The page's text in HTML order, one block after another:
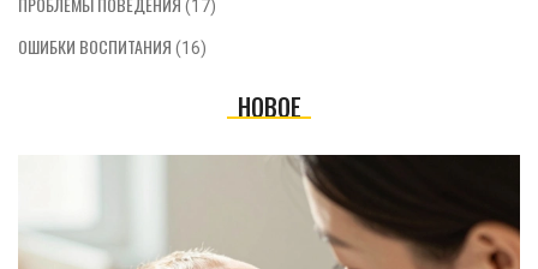
(17)
ОШИБКИ ВОСПИТАНИЯ (16)
НОВОЕ